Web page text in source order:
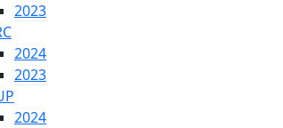
2023
2024
2023
2024